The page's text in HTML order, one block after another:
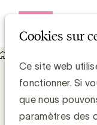
Cookies sur
Ce site web
fonctionner. Si
que nous
paramètres des
Les
2024
Dimitri Cologne,